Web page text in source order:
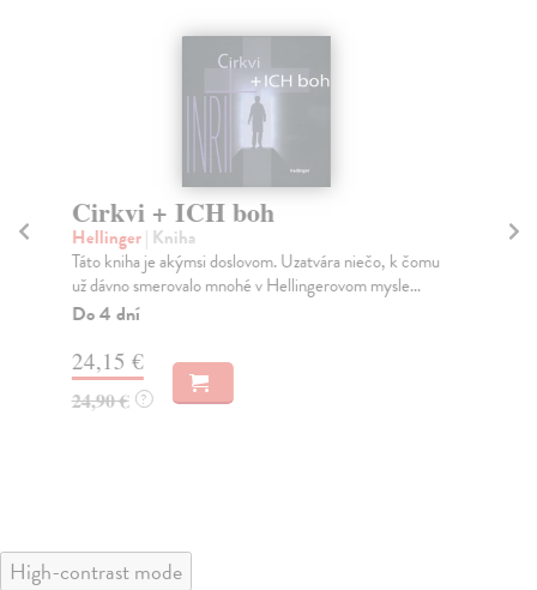
Cirkvi + ICH boh
Hellinger| Kniha
Táto kniha je akýmsi doslovom. Uzatvára niečo, k čomu
už dávno smerovalo mnohé v Hellingerovom mysle...
Do 4 dní
24,15 €
24,90 € ?
High-contrast mode